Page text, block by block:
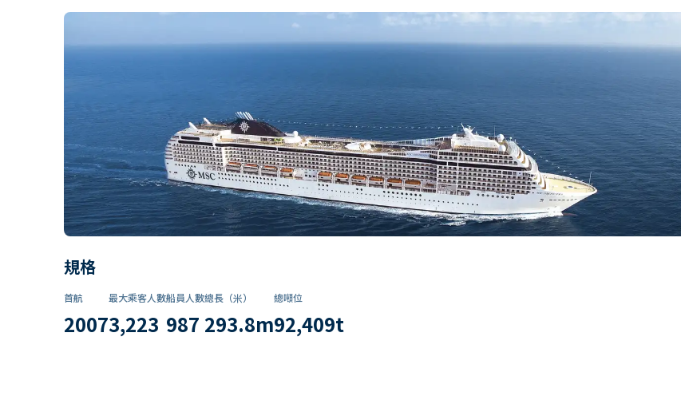
規格
首航
2007
最大乘客人數
3,223
船員人數
987
總長（米）
293.8m
總噸位
92,409t